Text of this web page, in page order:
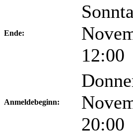
Ende:
12:00
Anmeldebeginn:
20:00